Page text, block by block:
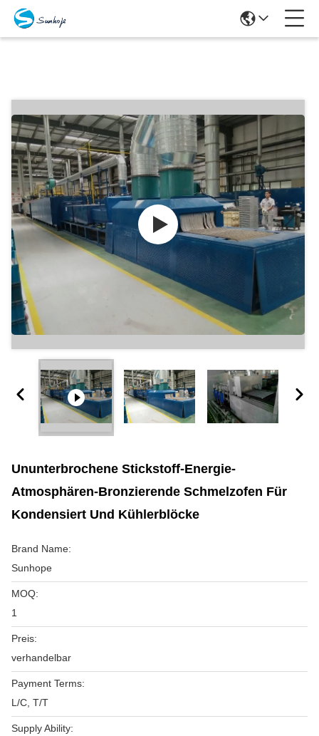
Ununterbrochene Stickstoff-Energie-
Atmosphären-Bronzierende Schmelzofen Für
Kondensiert Und Kühlerblöcke
Brand Name:
Sunhope
MOQ:
1
Preis:
verhandelbar
Payment Terms:
L/C, T/T
Supply Ability: